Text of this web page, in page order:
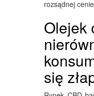
rozsądnej
Olejek
się